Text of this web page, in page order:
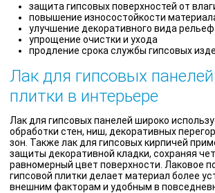
защита гипсовых поверхностей от
повышение износостойкости
улучшение декоративного вида
упрощение очистки и ухода
продление срока службы гипсовых
Лак для гипсовых
плитки в интерьере
Лак для гипсовых панелей широко
обработки стен, ниш, декоративных
зон. Также лак для гипсовых кирпичей
защиты декоративной кладки, сохраняя
равномерный цвет поверхности. Лаковое
гипсовой плитки делает материал более
внешним факторам и удобным в